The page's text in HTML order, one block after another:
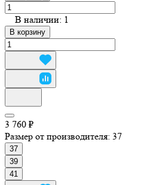
В наличии: 1
В корзину
3 760 ₽
Размер от производителя: 37
37
39
41